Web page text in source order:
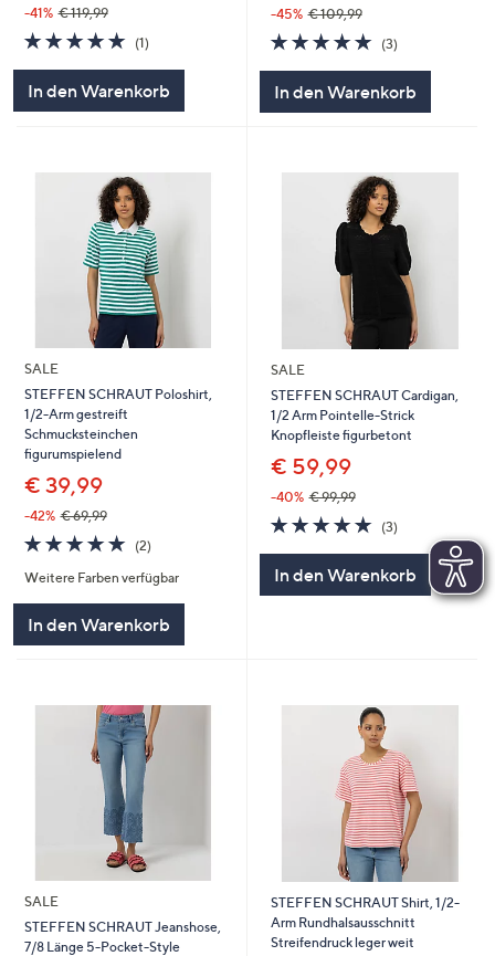
-41% € 119,99
5.0
von
5
(1)
In den Warenkorb
-45% € 109,99
5.0
von
5
(3)
In den Warenkorb
SALE
STEFFEN SCHRAUT Poloshirt,
1/2-Arm gestreift
Schmucksteinchen
figurumspielend
€ 39,99
-42% € 69,99
5.0
von
5
(2)
Weitere Farben verfügbar
In den Warenkorb
SALE
STEFFEN SCHRAUT Cardigan,
1/2 Arm Pointelle-Strick
Knopfleiste figurbetont
€ 59,99
-40% € 99,99
5.0
von
5
(3)
Bewertungen
In den Warenkorb
SALE
STEFFEN SCHRAUT Jeanshose,
7/8 Länge 5-Pocket-Style
STEFFEN SCHRAUT Shirt, 1/2-
Arm Rundhalsausschnitt
Streifendruck leger weit